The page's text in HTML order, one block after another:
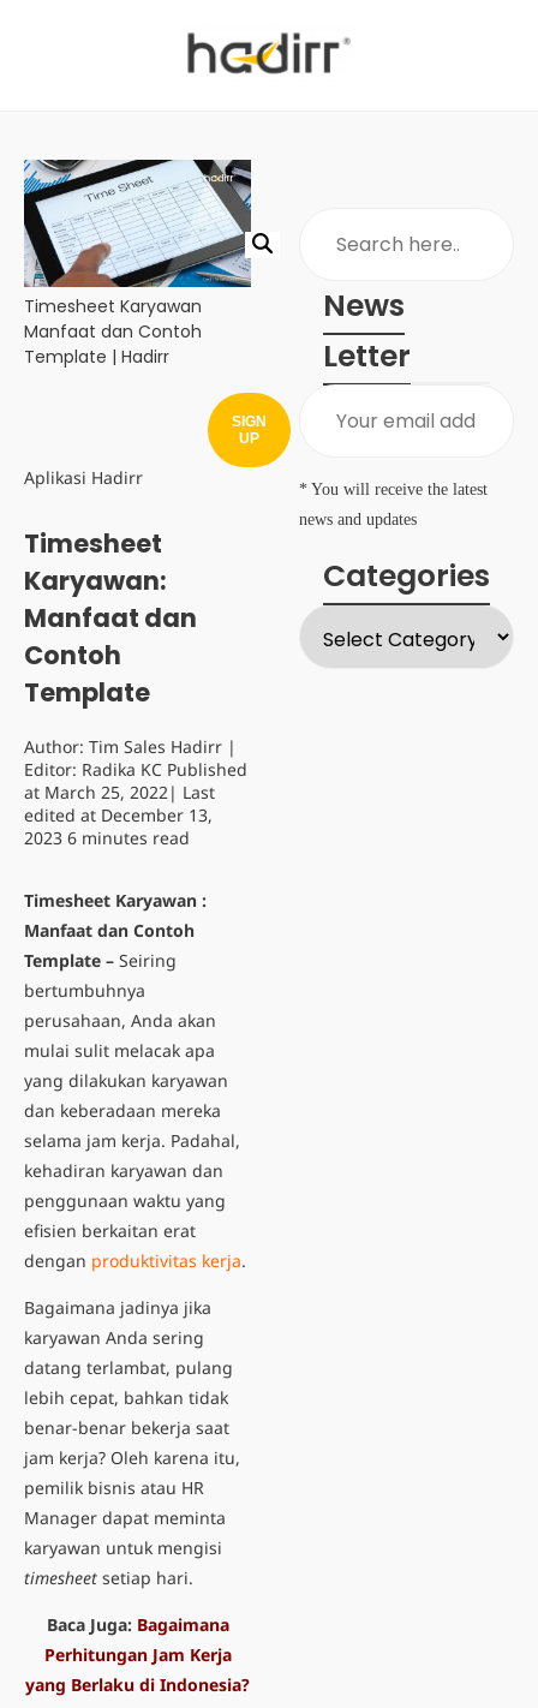
Timesheet Karyawan
Manfaat dan Contoh
Template | Hadirr
Aplikasi Hadirr
Timesheet
Karyawan:
Manfaat dan
Contoh
Template
Author: Tim Sales Hadirr |
Editor: Radika KC Published
at March 25, 2022| Last
edited at December 13,
2023 6 minutes read
Timesheet Karyawan :
Manfaat dan Contoh
Template – Seiring
bertumbuhnya
perusahaan, Anda akan
mulai sulit melacak apa
yang dilakukan karyawan
dan keberadaan mereka
selama jam kerja. Padahal,
kehadiran karyawan dan
penggunaan waktu yang
efisien berkaitan erat
dengan produktivitas kerja.
Bagaimana jadinya jika
karyawan Anda sering
datang terlambat, pulang
lebih cepat, bahkan tidak
benar-benar bekerja saat
jam kerja? Oleh karena itu,
pemilik bisnis atau HR
Manager dapat meminta
karyawan untuk mengisi
timesheet setiap hari.
Baca Juga: Bagaimana
Perhitungan Jam Kerja
yang Berlaku di Indonesia?
News
Letter
SIGN
UP
* You will receive the latest
news and updates
Categories